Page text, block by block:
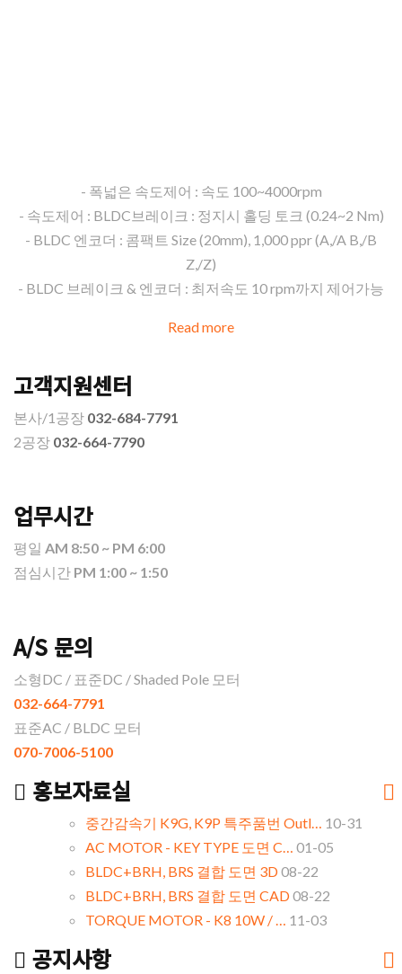
- 폭넓은 속도제어 : 속도 100~4000rpm
- 속도제어 : BLDC브레이크 : 정지시 홀딩 토크 (0.24~2 Nm)
- BLDC 엔코더 : 콤팩트 Size (20mm), 1,000 ppr (A,/A B,/B
Z,/Z)
- BLDC 브레이크 & 엔코더 : 최저속도 10 rpm까지 제어가능
Read more
고객지원센터
본사/1공장 032-684-7791
2공장 032-664-7790
업무시간
평일 AM 8:50 ~ PM 6:00
점심시간 PM 1:00 ~ 1:50
A/S 문의
소형DC / 표준DC / Shaded Pole 모터
032-664-7791
표준AC / BLDC 모터
070-7006-5100
홍보자료실
중간감속기 K9G, K9P 특주품번 Outl… 10-31
AC MOTOR - KEY TYPE 도면 C… 01-05
BLDC+BRH, BRS 결합 도면 3D08-22
BLDC+BRH, BRS 결합 도면 CAD08-22
TORQUE MOTOR - K8 10W / … 11-03
공지사항